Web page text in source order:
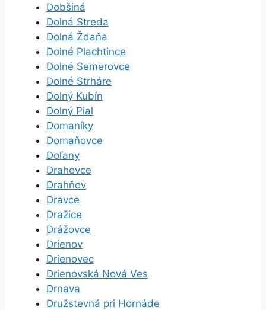
Dobšiná
Dolná Streda
Dolná Ždaňa
Dolné Plachtince
Dolné Semerovce
Dolné Strháre
Dolný Kubín
Dolný Pial
Domaníky
Domaňovce
Doľany
Drahovce
Drahňov
Dravce
Dražice
Drážovce
Drienov
Drienovec
Drienovská Nová Ves
Drnava
Družstevná pri Hornáde